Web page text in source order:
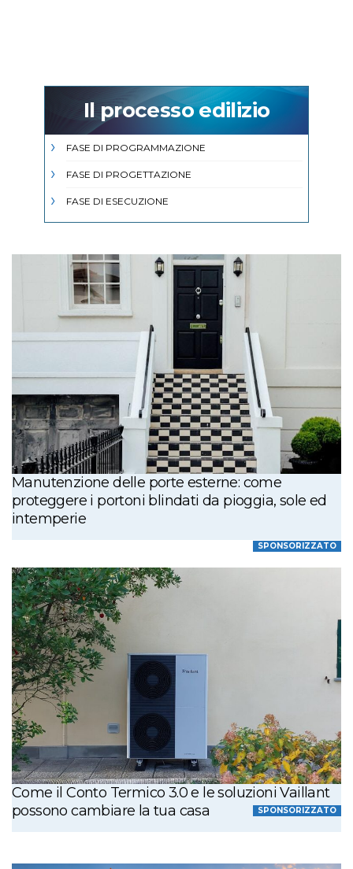
Il processo edilizio
FASE DI PROGRAMMAZIONE
FASE DI PROGETTAZIONE
FASE DI ESECUZIONE
Manutenzione delle porte esterne: come
proteggere i portoni blindati da pioggia, sole ed
intemperie
SPONSORIZZATO
Come il Conto Termico 3.0 e le soluzioni Vaillant
possono cambiare la tua casa
SPONSORIZZATO